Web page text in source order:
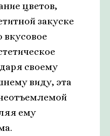
цветов,
закуске
вкусовое
своему
виду, эта
ему